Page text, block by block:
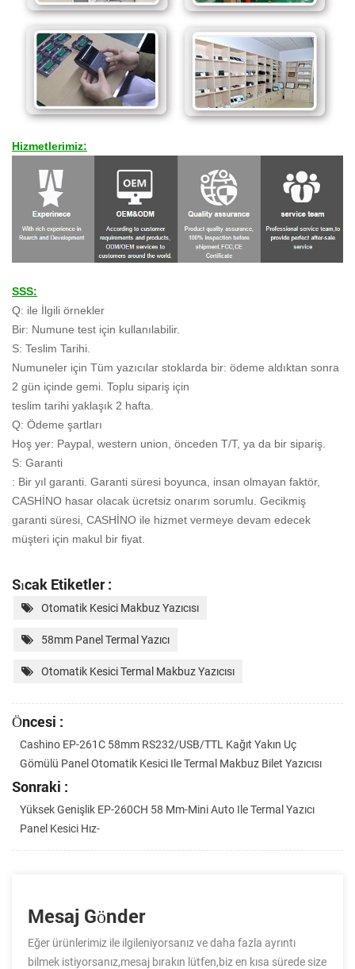
Hizmetlerimiz:
SSS:
Q: ile İlgili örnekler
Bir: Numune test için kullanılabilir.
S: Teslim Tarihi.
Numuneler için Tüm yazıcılar stoklarda bir: ödeme aldıktan sonra
2 gün içinde gemi. Toplu sipariş için
teslim tarihi yaklaşık 2 hafta.
Q: Ödeme şartları
Hoş yer: Paypal, western union, önceden T/T, ya da bir sipariş.
S: Garanti
: Bir yıl garanti. Garanti süresi boyunca, insan olmayan faktör,
CASHİNO hasar olacak ücretsiz onarım sorumlu. Gecikmiş
garanti süresi, CASHİNO ile hizmet vermeye devam edecek
müşteri için makul bir fiyat.
Sıcak Etiketler :
Otomatik Kesici Makbuz Yazıcısı
58mm Panel Termal Yazıcı
Otomatik Kesici Termal Makbuz Yazıcısı
Öncesi :
Cashino EP-261C 58mm RS232/USB/TTL Kağıt Yakın Uç
Gömülü Panel Otomatik Kesici Ile Termal Makbuz Bilet Yazıcısı
Sonraki :
Yüksek Genişlik EP-260CH 58 Mm-Mini Auto Ile Termal Yazıcı
Panel Kesici Hız-
Mesaj Gönder
Eğer ürünlerimiz ile ilgileniyorsanız ve daha fazla ayrıntı
bilmek istiyorsanız,mesaj bırakın lütfen,biz en kısa sürede size